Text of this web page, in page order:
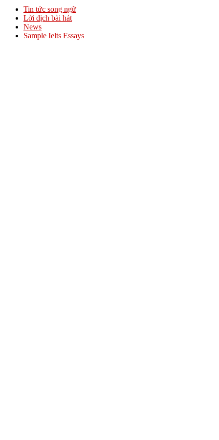
Tin tức song ngữ
Lời dịch bài hát
News
Sample Ielts Essays